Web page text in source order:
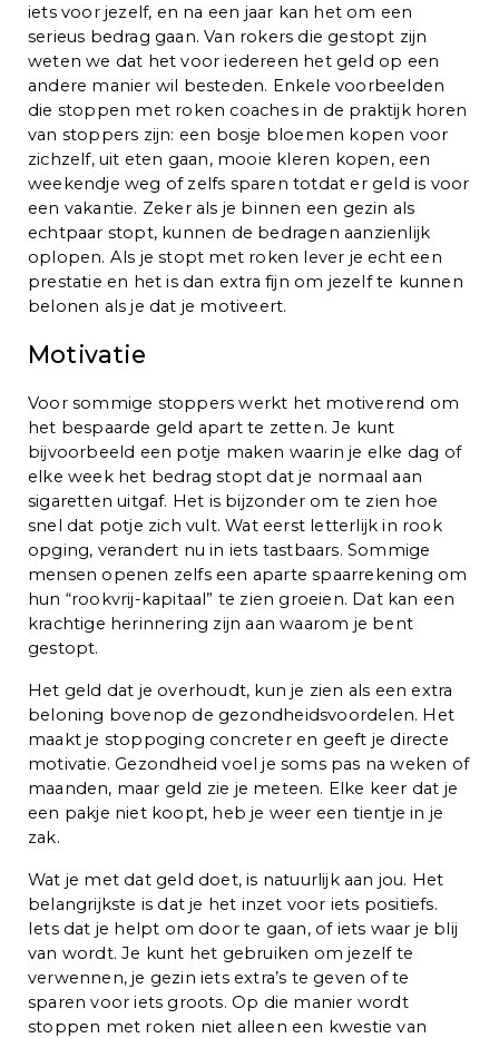
iets voor jezelf, en na een jaar kan het om een
serieus bedrag gaan. Van rokers die gestopt zijn
weten we dat het voor iedereen het geld op een
andere manier wil besteden. Enkele voorbeelden
die stoppen met roken coaches in de praktijk horen
van stoppers zijn: een bosje bloemen kopen voor
zichzelf, uit eten gaan, mooie kleren kopen, een
weekendje weg of zelfs sparen totdat er geld is voor
een vakantie. Zeker als je binnen een gezin als
echtpaar stopt, kunnen de bedragen aanzienlijk
oplopen. Als je stopt met roken lever je echt een
prestatie en het is dan extra fijn om jezelf te kunnen
belonen als je dat je motiveert.
Motivatie
Voor sommige stoppers werkt het motiverend om
het bespaarde geld apart te zetten. Je kunt
bijvoorbeeld een potje maken waarin je elke dag of
elke week het bedrag stopt dat je normaal aan
sigaretten uitgaf. Het is bijzonder om te zien hoe
snel dat potje zich vult. Wat eerst letterlijk in rook
opging, verandert nu in iets tastbaars. Sommige
mensen openen zelfs een aparte spaarrekening om
hun “rookvrij-kapitaal” te zien groeien. Dat kan een
krachtige herinnering zijn aan waarom je bent
gestopt.
Het geld dat je overhoudt, kun je zien als een extra
beloning bovenop de gezondheidsvoordelen. Het
maakt je stoppoging concreter en geeft je directe
motivatie. Gezondheid voel je soms pas na weken of
maanden, maar geld zie je meteen. Elke keer dat je
een pakje niet koopt, heb je weer een tientje in je
zak.
Wat je met dat geld doet, is natuurlijk aan jou. Het
belangrijkste is dat je het inzet voor iets positiefs.
Iets dat je helpt om door te gaan, of iets waar je blij
van wordt. Je kunt het gebruiken om jezelf te
verwennen, je gezin iets extra’s te geven of te
sparen voor iets groots. Op die manier wordt
stoppen met roken niet alleen een kwestie van